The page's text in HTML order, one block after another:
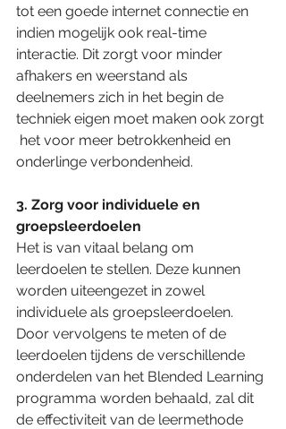
tot een goede internet connectie en
indien mogelijk ook real-time
interactie. Dit zorgt voor minder
afhakers en weerstand als
deelnemers zich in het begin de
techniek eigen moet maken ook zorgt
het voor meer betrokkenheid en
onderlinge verbondenheid.
3. Zorg voor individuele en
groepsleerdoelen
Het is van vitaal belang om
leerdoelen te stellen. Deze kunnen
worden uiteengezet in zowel
individuele als groepsleerdoelen.
Door vervolgens te meten of de
leerdoelen tijdens de verschillende
onderdelen van het Blended Learning
programma worden behaald, zal dit
de effectiviteit van de leermethode